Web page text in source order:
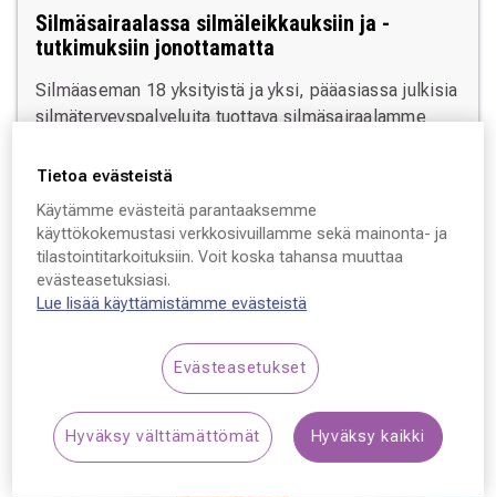
Silmäsairaalassa silmäleikkauksiin ja -
tutkimuksiin jonottamatta
Silmäaseman 18 yksityistä ja yksi, pääasiassa julkisia
silmäterveyspalveluita tuottava silmäsairaalamme
ainutlaatuista näkemisen ja silmäterveyden palvelujen
ja silmälääkärin palvelut myymälöissä ja
silmälääkärikeskuksissa.
Lue lisää
Tietoa evästeistä
Käytämme evästeitä parantaaksemme
käyttökokemustasi verkkosivuillamme sekä mainonta- ja
tilastointitarkoituksiin. Voit koska tahansa muuttaa
evästeasetuksiasi.
Lue lisää käyttämistämme evästeistä
Evästeasetukset
Hyväksy välttämättömät Hyväksy kaikki